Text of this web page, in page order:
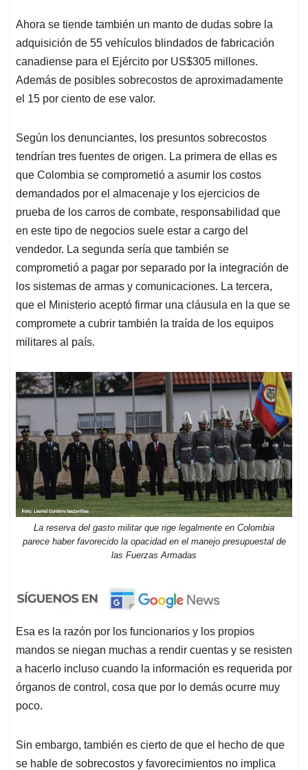
Ahora se tiende también un manto de dudas sobre la
adquisición de 55 vehículos blindados de fabricación
canadiense para el Ejército por US$305 millones.
Además de posibles sobrecostos de aproximadamente
el 15 por ciento de ese valor.
Según los denunciantes, los presuntos sobrecostos
tendrían tres fuentes de origen. La primera de ellas es
que Colombia se comprometió a asumir los costos
demandados por el almacenaje y los ejercicios de
prueba de los carros de combate, responsabilidad que
en este tipo de negocios suele estar a cargo del
vendedor. La segunda sería que también se
comprometió a pagar por separado por la integración de
los sistemas de armas y comunicaciones. La tercera,
que el Ministerio aceptó firmar una cláusula en la que se
compromete a cubrir también la traída de los equipos
militares al país.
La reserva del gasto militar que rige legalmente en Colombia
parece haber favorecido la opacidad en el manejo presupuestal de
las Fuerzas Armadas
Esa es la razón por los funcionarios y los propios
mandos se niegan muchas a rendir cuentas y se resisten
a hacerlo incluso cuando la información es requerida por
órganos de control, cosa que por lo demás ocurre muy
poco.
Sin embargo, también es cierto de que el hecho de que
se hable de sobrecostos y favorecimientos no implica